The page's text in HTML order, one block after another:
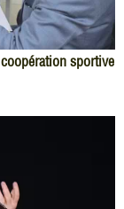
sportive